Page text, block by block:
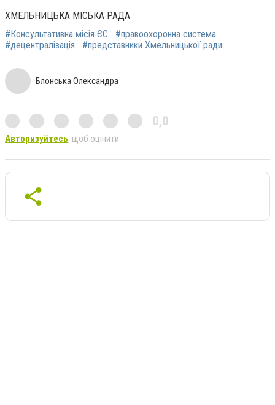
ХМЕЛЬНИЦЬКА МІСЬКА РАДА
#Консультативна місія ЄС
#правоохоронна система
#децентралізація
#представники Хмельницької ради
Блонська Олександра
0,0
Авторизуйтесь, щоб оцінити